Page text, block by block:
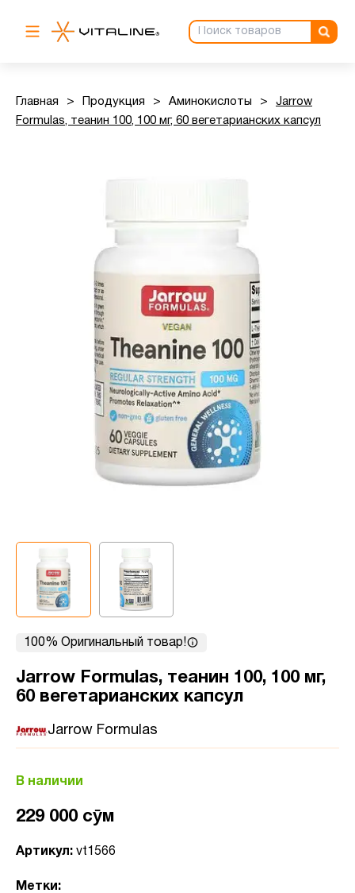
Главная > Продукция > Аминокислоты >
Jarrow
Formulas, теанин 100, 100 мг, 60 вегетарианских капсул
100% Оригинальный товар!
Jarrow Formulas, теанин 100, 100 мг,
60 вегетарианских капсул
Jarrow Formulas
В наличии
229 000 сӯм
Артикул: vt1566
Метки: